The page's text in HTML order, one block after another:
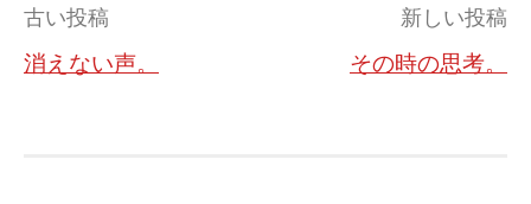
投
稿
古い投稿
消えない声。
新しい投稿
その時の思考。